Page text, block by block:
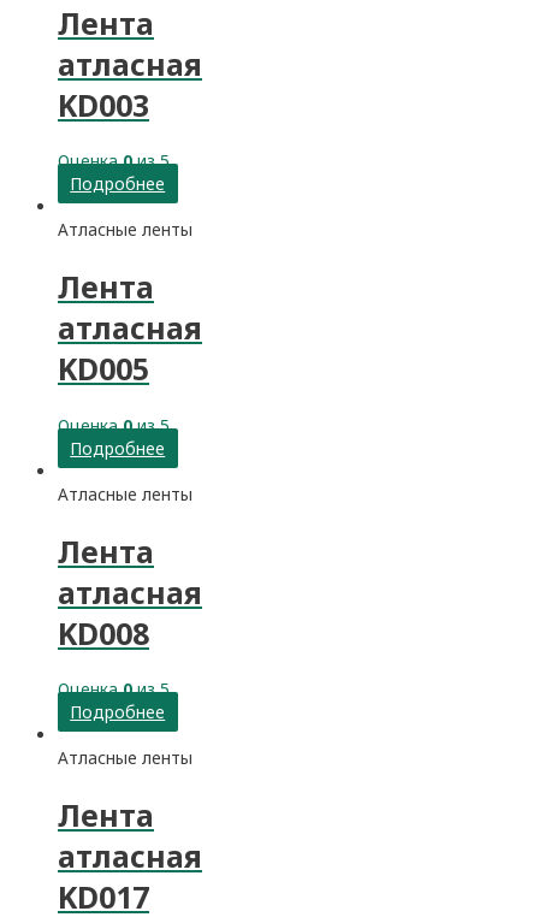
Лента
атласная
KD003
Оценка0из 5
Подробнее
Атласные ленты
Лента
атласная
KD005
Оценка0из 5
Подробнее
Атласные ленты
Лента
атласная
KD008
Оценка0из 5
Подробнее
Атласные ленты
Лента
атласная
KD017